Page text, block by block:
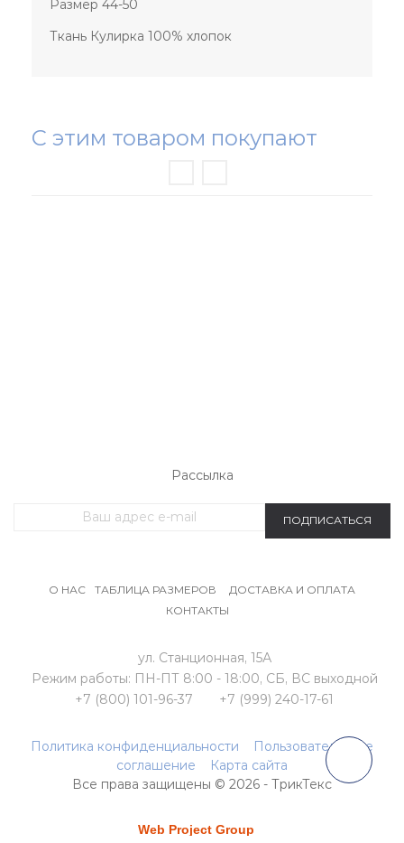
Размер 44-50
Ткань Кулирка 100% хлопок
С этим товаром покупают
Рассылка
ПОДПИСАТЬСЯ
О НАС ТАБЛИЦА РАЗМЕРОВ
ДОСТАВКА И ОПЛАТА
КОНТАКТЫ
ул. Станционная, 15А
Режим работы: ПН-ПТ 8:00 - 18:00, СБ, ВС выходной
+7 (800) 101-96-37
+7 (999) 240-17-61
Политика конфиденциальности
Пользовательское
соглашение
Карта сайта
Все права защищены © 2026 - ТрикТекс